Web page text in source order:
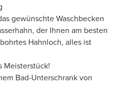
gewünschte Waschbecken
der Ihnen am besten
Hahnloch, alles ist
Meisterstück!
Bad-Unterschrank von